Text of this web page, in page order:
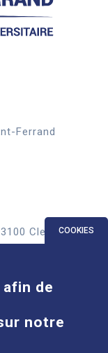
Ferrand
Clermont-
COOKIES
de
notre